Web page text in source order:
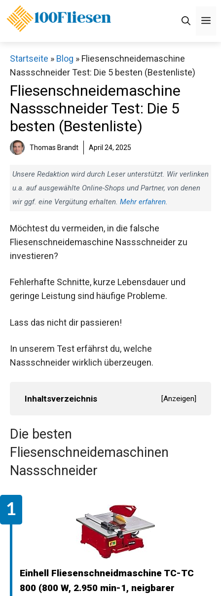
Zum
Inhalt
springen
Startseite » Blog » Fliesenschneidemaschine
Nassschneider Test: Die 5 besten (Bestenliste)
Fliesenschneidemaschine
Nassschneider Test: Die 5
besten (Bestenliste)
Thomas Brandt April 24, 2025
Unsere Redaktion wird durch Leser unterstützt. Wir verlinken
u.a. auf ausgewählte Online-Shops und Partner, von denen
wir ggf. eine Vergütung erhalten. Mehr erfahren.
Möchtest du vermeiden, in die falsche
Fliesenschneidemaschine Nassschneider zu
investieren?
Fehlerhafte Schnitte, kurze Lebensdauer und
geringe Leistung sind häufige Probleme.
Lass das nicht dir passieren!
In unserem Test erfährst du, welche
Nassschneider wirklich überzeugen.
Inhaltsverzeichnis [Anzeigen]
Die besten
Fliesenschneidemaschinen
Nassschneider
Einhell Fliesenschneidmaschine TC-TC
800 (800 W, 2.950 min-1, neigbarer